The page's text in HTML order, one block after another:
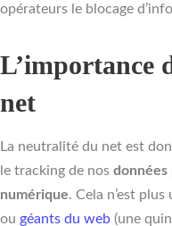
opérateurs le blocage
L’importance
net
La neutralité du net est
le tracking de nos données
numérique. Cela n’est
ou géants du web (une